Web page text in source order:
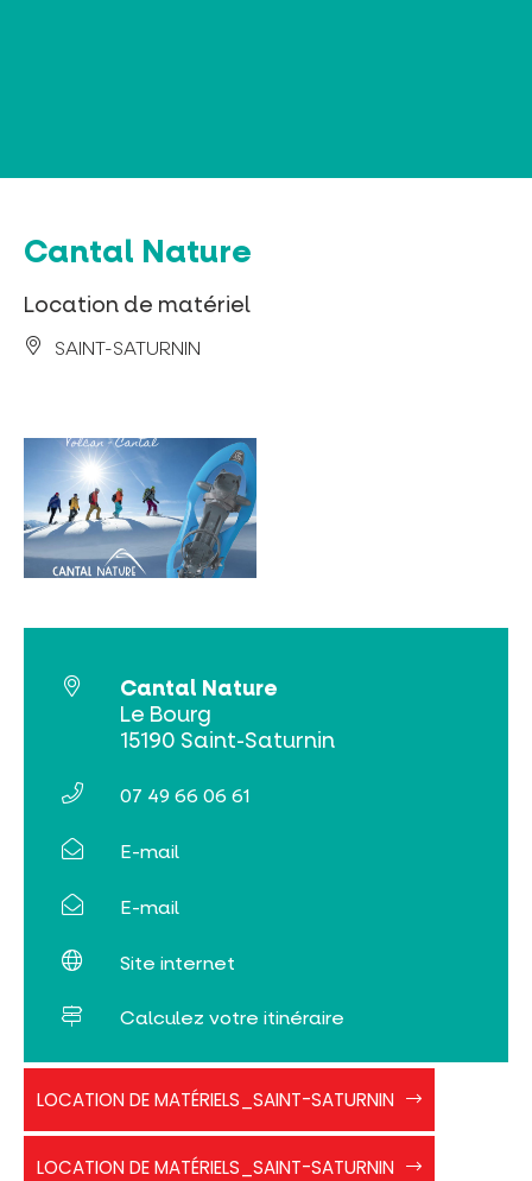
Tribus et groupes
INCONTOURNABLES
PLEINE NATURE
VISITES ET SAVOIR-FAIRE
AGENDA
Cantal Nature
Location de matériel
SAINT-SATURNIN
Cantal Nature
Le Bourg
15190 Saint-Saturnin
07 49 66 06 61
E-mail
E-mail
Site internet
Calculez votre itinéraire
LOCATION DE MATÉRIELS_SAINT-SATURNIN
LOCATION DE MATÉRIELS_SAINT-SATURNIN